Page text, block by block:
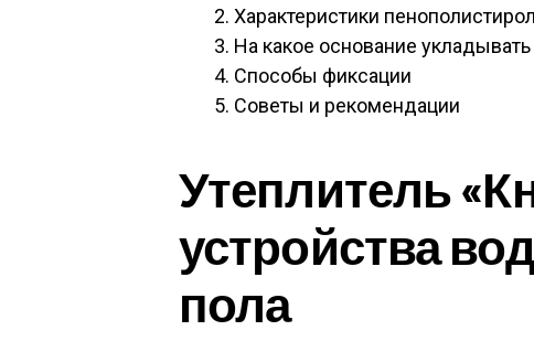
Характеристики
На какое основание укладывать
Способы фиксации
Советы и рекомендации
Утеплитель
устройства
пола